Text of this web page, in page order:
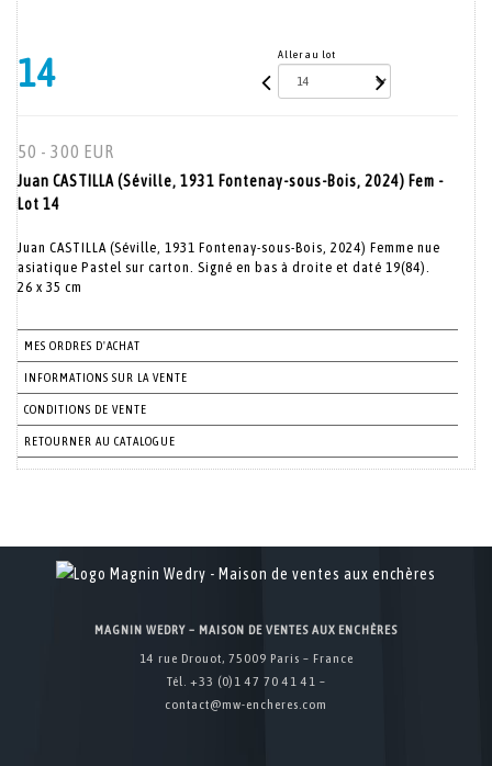
14 Aller au lot
50 - 300 EUR
Juan CASTILLA (Séville, 1931 Fontenay-sous-Bois, 2024) Fem -
Lot 14
Juan CASTILLA (Séville, 1931 Fontenay-sous-Bois, 2024) Femme nue
asiatique Pastel sur carton. Signé en bas à droite et daté 19(84).
26 x 35 cm
MES ORDRES D'ACHAT
INFORMATIONS SUR LA VENTE
CONDITIONS DE VENTE
RETOURNER AU CATALOGUE
MAGNIN WEDRY – MAISON DE VENTES AUX ENCHÈRES
14 rue Drouot, 75009 Paris – France
Tél. +33 (0)1 47 70 41 41 –
contact@mw-encheres.com